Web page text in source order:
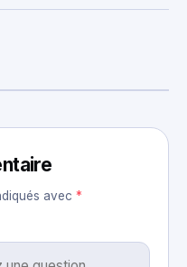
avec *